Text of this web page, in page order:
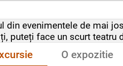
acesteia!
din evenimentele de mai
puteți face un scurt teatru
O expozitie